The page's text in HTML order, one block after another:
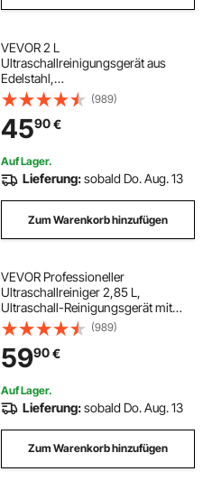
VEVOR 2 L
Ultraschallreinigungsgerät aus
Edelstahl,
Ultraschallreinigungsgerät mit
digitaler Heizung und Timer,
Schmuckreinigung für den
gewerblichen und privaten
Heimgebrauch (2L)
(989)
4590€
Auf Lager.
Lieferung:sobald Do. Aug. 13
Zum Warenkorb hinzufügen
VEVOR Professioneller
Ultraschallreiniger 2,85 L,
Ultraschall-Reinigungsgerät mit
Digitalem Timer & Heizung,
Ultraschallreinigungsgerät 40 kHz
für Brillen Uhren Ringe Kleinteile
(989)
5990€
Auf Lager.
Lieferung:sobald Do. Aug. 13
Zum Warenkorb hinzufügen